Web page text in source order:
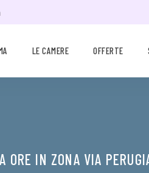
LE CAMERE OFFERTE
ORE IN ZONA VIA